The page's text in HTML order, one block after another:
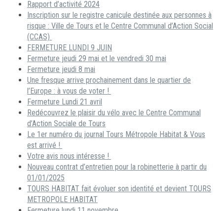
Rapport d’activité 2024
Inscription sur le registre canicule destinée aux personnes à
risque : Ville de Tours et le Centre Communal d’Action Social
(CCAS)
FERMETURE LUNDI 9 JUIN
Fermeture jeudi 29 mai et le vendredi 30 mai
Fermeture jeudi 8 mai
Une fresque arrive prochainement dans le quartier de
l’Europe : à vous de voter !
Fermeture Lundi 21 avril
Redécouvrez le plaisir du vélo avec le Centre Communal
d’Action Sociale de Tours
Le 1er numéro du journal Tours Métropole Habitat & Vous
est arrivé !
Votre avis nous intéresse !
Nouveau contrat d’entretien pour la robinetterie à partir du
01/01/2025
TOURS HABITAT fait évoluer son identité et devient TOURS
METROPOLE HABITAT